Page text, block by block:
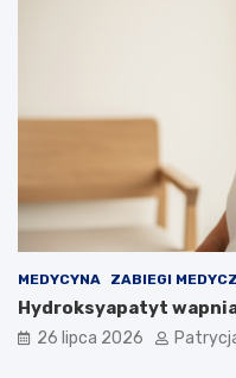
MEDYCYNA ZABIEGI
Hydroksyapatyt
26 lipca 2026